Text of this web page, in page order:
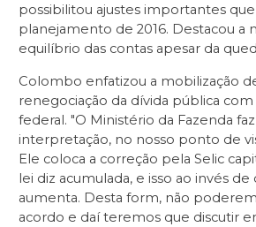
possibilitou ajustes importantes
planejamento de 2016. Destacou a
equilíbrio das contas apesar da
Colombo enfatizou a mobilização
renegociação da dívida pública
federal. "O Ministério da Fazenda
interpretação, no nosso ponto de
Ele coloca a correção pela Selic
lei diz acumulada, e isso ao invés de
aumenta. Desta form, não
acordo e daí teremos que discutir